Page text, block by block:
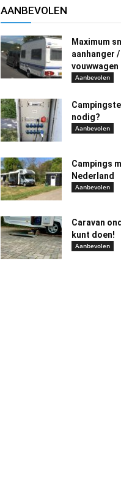
AANBEVOLEN
Maximum
aanhanger
vouwwagen
Aanbevolen
nodig?
Aanbevolen
Campings
Nederland
Aanbevolen
Caravan
kunt doen!
Aanbevolen